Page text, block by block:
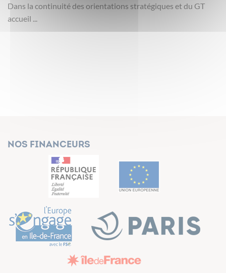
Dans la continuité des orientations stratégiques et du GT
accueil ...
Nos financeurs